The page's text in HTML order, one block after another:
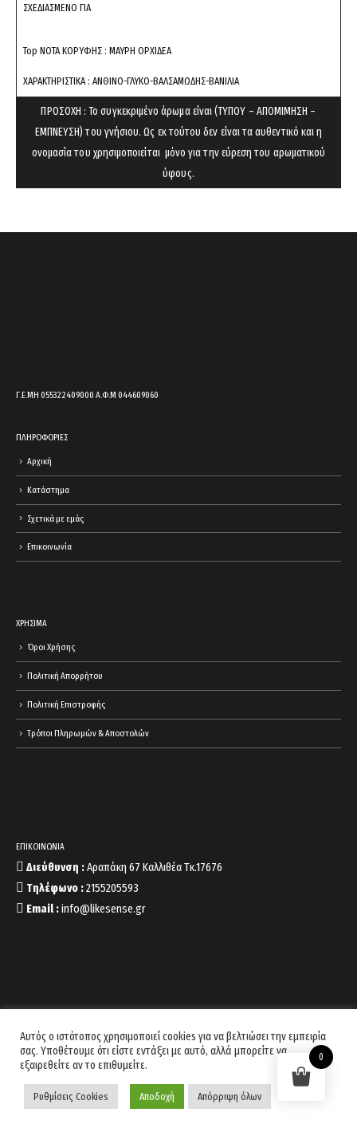
product
your
ΣΧΕΔΙΑΣΜΕΝΟ ΓΙΑ
Top ΝΟΤΑ ΚΟΡΥΦΗΣ : ΜΑΥΡΗ ΟΡΧΙΔΕΑ
ΧΑΡΑΚΤΗΡΙΣΤΙΚΑ : ΑΝΘΙΝΟ-ΓΛΥΚΟ-ΒΑΛΣΑΜΩΔΗΣ-ΒΑΝΙΛΙΑ
ΠΡΟΣΟΧΗ : Το συγκεκριμένο άρωμα είναι (ΤΥΠΟΥ – ΑΠΟΜΙΜΗΣΗ –
ΕΜΠΝΕΥΣΗ) του γνήσιου. Ως εκ τούτου δεν είναι τα αυθεντικό και η
ονομασία του χρησιμοποιείται μόνο για την εύρεση του αρωματικού
ύφους.
Γ.Ε.ΜΗ 055322409000 Α.Φ.Μ 044609060
ΠΛΗΡΟΦΟΡΙΕΣ
Αρχική
Κατάστημα
Σχετικά με εμάς
Επικοινωνία
ΧΡΗΣΙΜΑ
Όροι Χρήσης
Πολιτική Απορρήτου
Πολιτική Επιστροφής
Τρόποι Πληρωμών & Αποστολών
ΕΠΙΚΟΙΝΩΝΙΑ
Διεύθυνση :Αραπάκη 67 Καλλιθέα Τκ.17676
Τηλέφωνο :2155205593
Email :info@likesense.gr
Copyright 2022 © likesense.gr Developed byCodnext Software
Αυτός ο ιστότοπος χρησιμοποιεί cookies για να βελτιώσει την εμπειρία
σας. Υποθέτουμε ότι είστε εντάξει με αυτό, αλλά μπορείτε να
εξαιρεθείτε αν το επιθυμείτε.
Ρυθμίσεις Cookies Αποδοχή Απόρριψη όλων
0